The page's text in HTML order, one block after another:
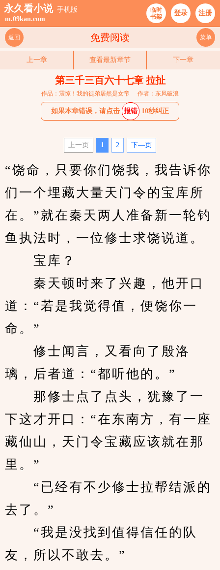
永久看小说 手机版
m.09kan.com
临时
书架
登录 注册
免费阅读
返回 菜单
上一章 查看最新章节 下一章
第三千三百六十七章 拉扯
作品：震惊！我的徒弟居然是女帝 作者：东风破浪
如果本章错误，请点击 报错 10秒纠正
上一页 1 2 下—页
“饶命，只要你们饶我，我告诉你
们一个埋藏大量天门令的宝库所
在。”就在秦天两人准备新一轮钓
鱼执法时，一位修士求饶说道。
宝库？
秦天顿时来了兴趣，他开口
道：“若是我觉得值，便饶你一
命。”
修士闻言，又看向了殷洛
璃，后者道：“都听他的。”
那修士点了点头，犹豫了一
下这才开口：“在东南方，有一座
藏仙山，天门令宝藏应该就在那
里。”
“已经有不少修士拉帮结派的
去了。”
“我是没找到值得信任的队
友，所以不敢去。”